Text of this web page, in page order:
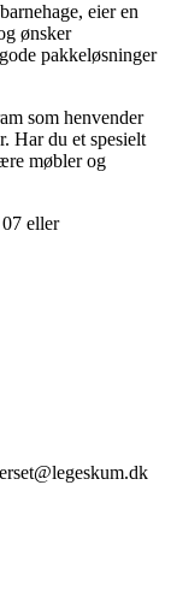
eier en
ønsker
pakkeløsninger
som henvender
Har du et spesielt
møbler og
eller